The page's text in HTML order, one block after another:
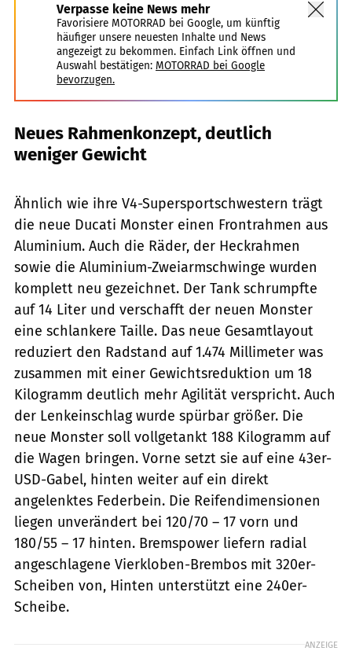
Verpasse keine News mehr
Favorisiere MOTORRAD bei Google, um künftig
häufiger unsere neuesten Inhalte und News
angezeigt zu bekommen. Einfach Link öffnen und
Auswahl bestätigen: MOTORRAD bei Google
bevorzugen.
Neues Rahmenkonzept, deutlich
weniger Gewicht
Ähnlich wie ihre V4-Supersportschwestern trägt
die neue Ducati Monster einen Frontrahmen aus
Aluminium. Auch die Räder, der Heckrahmen
sowie die Aluminium-Zweiarmschwinge wurden
komplett neu gezeichnet. Der Tank schrumpfte
auf 14 Liter und verschafft der neuen Monster
eine schlankere Taille. Das neue Gesamtlayout
reduziert den Radstand auf 1.474 Millimeter was
zusammen mit einer Gewichtsreduktion um 18
Kilogramm deutlich mehr Agilität verspricht. Auch
der Lenkeinschlag wurde spürbar größer. Die
neue Monster soll vollgetankt 188 Kilogramm auf
die Wagen bringen. Vorne setzt sie auf eine 43er-
USD-Gabel, hinten weiter auf ein direkt
angelenktes Federbein. Die Reifendimensionen
liegen unverändert bei 120/70 – 17 vorn und
180/55 – 17 hinten. Bremspower liefern radial
angeschlagene Vierkloben-Brembos mit 320er-
Scheiben von, Hinten unterstützt eine 240er-
Scheibe.
ANZEIGE